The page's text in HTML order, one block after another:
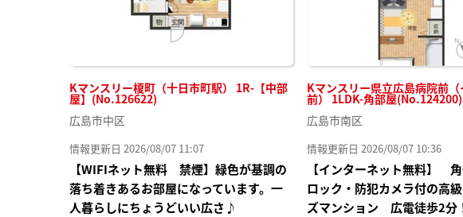
Kマンスリー榎町（十日市町駅） 1R-【中部
屋】(No.126622)
広島市中区
情報更新日 2026/08/07 11:07
【WIFIネット無料 禁煙】緑色が基調の
落ち着きあるお部屋になっています。一
人暮らしにちょうどいい広さ♪
Kマンスリー県立広島病院前
前） 1LDK-角部屋(No.124200)
広島市南区
情報更新日 2026/08/07 10:36
【インターネット無料】
ロック・防犯カメラ付の高
ズマンション 広電徒歩2分